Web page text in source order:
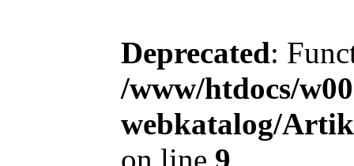
Deprecated:
/www/htdocs/
webkatalog/